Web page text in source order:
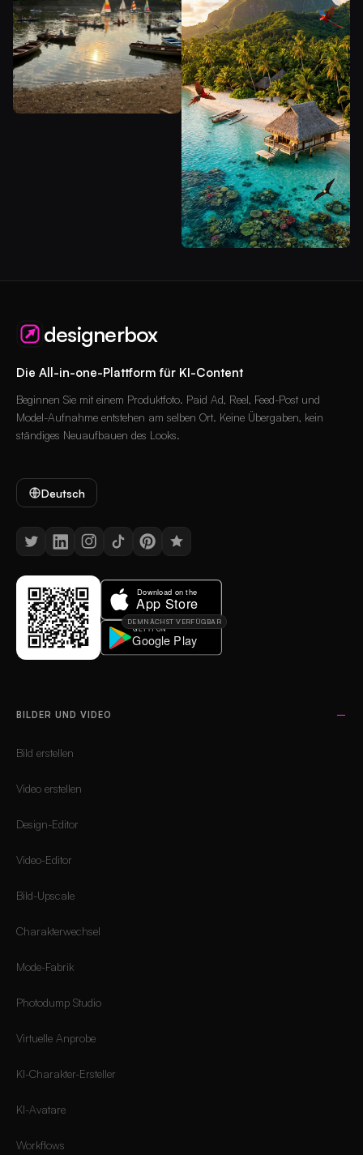
designerbox
Die All-in-one-Plattform für KI-Content
Beginnen Sie mit einem Produktfoto. Paid Ad, Reel, Feed-Post und
Model-Aufnahme entstehen am selben Ort. Keine Übergaben, kein
ständiges Neuaufbauen des Looks.
Deutsch
DEMNÄCHST VERFÜGBAR
BILDER UND VIDEO
Bild erstellen
Video erstellen
Design-Editor
Video-Editor
Bild-Upscale
Charakterwechsel
Mode-Fabrik
Photodump Studio
Virtuelle Anprobe
KI-Charakter-Ersteller
KI-Avatare
Workflows